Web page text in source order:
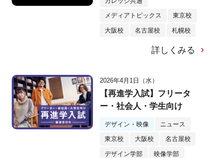
メディアトピックス 東京校
大阪校 名古屋校 札幌校
詳しくみる
2026年4月1日（水）
【再進学入試】フリータ
ー・社会人・学生向け
デザイン・映像 ニュース
東京校 大阪校 名古屋校
デザイン学部 映像学部